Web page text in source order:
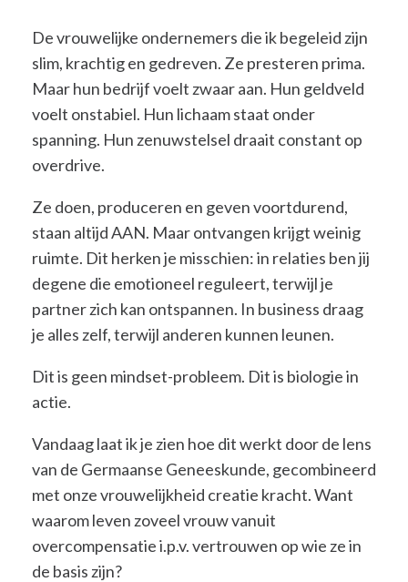
De vrouwelijke ondernemers die ik begeleid zijn
slim, krachtig en gedreven. Ze presteren prima.
Maar hun bedrijf voelt zwaar aan. Hun geldveld
voelt onstabiel. Hun lichaam staat onder
spanning. Hun zenuwstelsel draait constant op
overdrive.
Ze doen, produceren en geven voortdurend,
staan altijd AAN. Maar ontvangen krijgt weinig
ruimte. Dit herken je misschien: in relaties ben jij
degene die emotioneel reguleert, terwijl je
partner zich kan ontspannen. In business draag
je alles zelf, terwijl anderen kunnen leunen.
Dit is geen mindset-probleem. Dit is biologie in
actie.
Vandaag laat ik je zien hoe dit werkt door de lens
van de Germaanse Geneeskunde, gecombineerd
met onze vrouwelijkheid creatie kracht. Want
waarom leven zoveel vrouw vanuit
overcompensatie i.p.v. vertrouwen op wie ze in
de basis zijn?